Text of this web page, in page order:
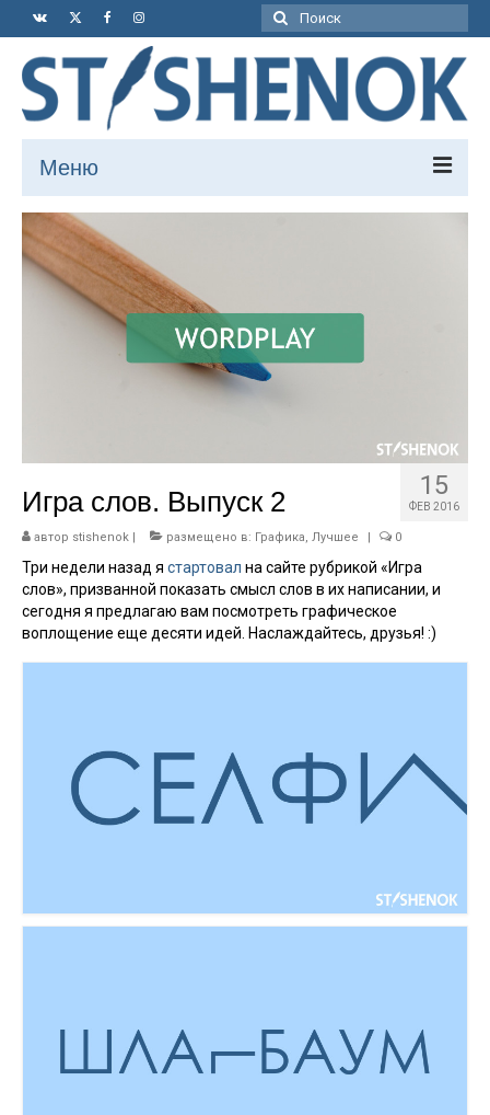
Поиск:
Меню
Книга
Статьи
Путешествия
Работы
Графика
Музыка
15
ФЕВ 2016
Игра слов. Выпуск 2
автор stishenok размещено в: Графика, Лучшее 0
Три недели назад я стартовал на сайте рубрикой «Игра
слов», призванной показать смысл слов в их написании, и
сегодня я предлагаю вам посмотреть графическое
воплощение еще десяти идей. Наслаждайтесь, друзья! :)